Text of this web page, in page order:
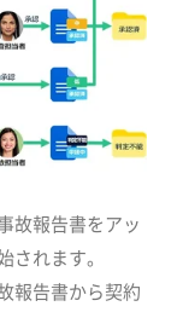
故報告書をアッ
されます。
報告書から契約